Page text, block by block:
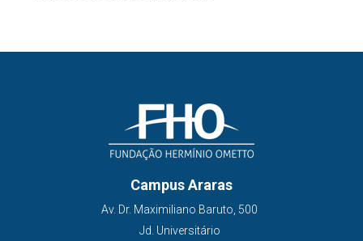
Campus Araras
Av. Dr. Maximiliano Baruto, 500
Jd. Universitário